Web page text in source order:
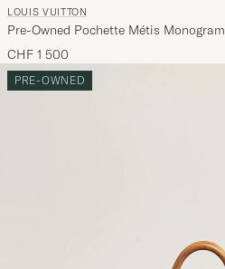
LOUIS VUITTON
Pre-Owned Pochette Métis Monogram
CHF 1 500
PRE-OWNED